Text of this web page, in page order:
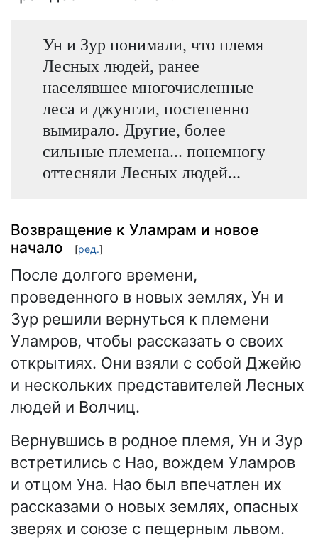
Ун и Зур понимали, что племя
Лесных людей, ранее
населявшее многочисленные
леса и джунгли, постепенно
вымирало. Другие, более
сильные племена... понемногу
оттесняли Лесных людей...
Возвращение к Уламрам и новое
начало
[ред.]
После долгого времени,
проведенного в новых землях, Ун и
Зур решили вернуться к племени
Уламров, чтобы рассказать о своих
открытиях. Они взяли с собой Джейю
и нескольких представителей Лесных
людей и Волчиц.
Вернувшись в родное племя, Ун и Зур
встретились с Нао, вождем Уламров
и отцом Уна. Нао был впечатлен их
рассказами о новых землях, опасных
зверях и союзе с пещерным львом.